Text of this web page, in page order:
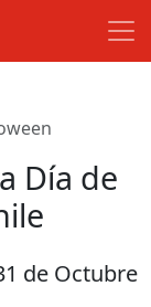
Día de
de Octubre